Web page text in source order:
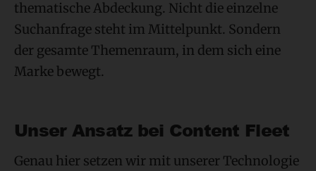
thematische Abdeckung. Nicht die einzelne
Suchanfrage steht im Mittelpunkt. Sondern
der gesamte Themenraum, in dem sich eine
Marke bewegt.
Unser Ansatz bei Content Fleet
Genau hier setzen wir mit unserer Technologie